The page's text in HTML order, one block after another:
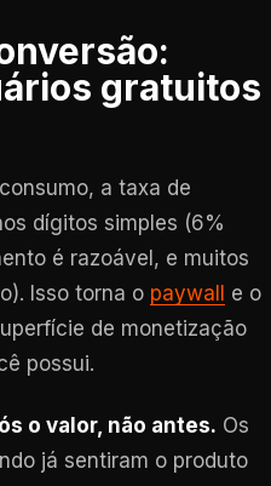
gratuitos
a taxa de
dígitos simples (6%
é razoável, e muitos
Isso torna o paywall
e o
de monetização
possui.
o valor, não antes. Os
já sentiram o produto